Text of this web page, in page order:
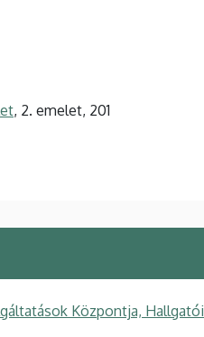
, 2. emelet, 201
Központja, Hallgatói